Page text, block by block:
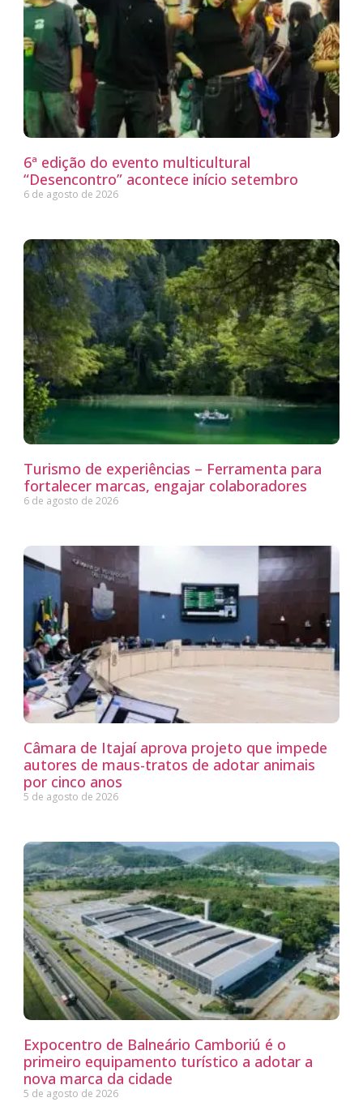
6ª edição do evento multicultural
“Desencontro” acontece início setembro
6 de agosto de 2026
Turismo de experiências – Ferramenta para
fortalecer marcas, engajar colaboradores
6 de agosto de 2026
Câmara de Itajaí aprova projeto que impede
autores de maus-tratos de adotar animais
por cinco anos
5 de agosto de 2026
Expocentro de Balneário Camboriú é o
primeiro equipamento turístico a adotar a
nova marca da cidade
5 de agosto de 2026